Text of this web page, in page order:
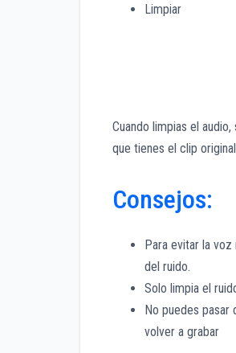
Limpiar
Cuando limpias el
que tienes el clip
Consejos:
Para evitar la
del ruido.
Solo limpia el
No puedes
volver a grabar